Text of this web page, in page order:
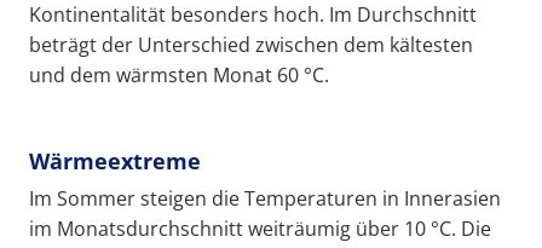
Kontinentalität besonders hoch. Im Durchschnitt
beträgt der Unterschied zwischen dem kältesten
und dem wärmsten Monat 60 °C.
Wärmeextreme
Im Sommer steigen die Temperaturen in Innerasien
im Monatsdurchschnitt weiträumig über 10 °C. Die